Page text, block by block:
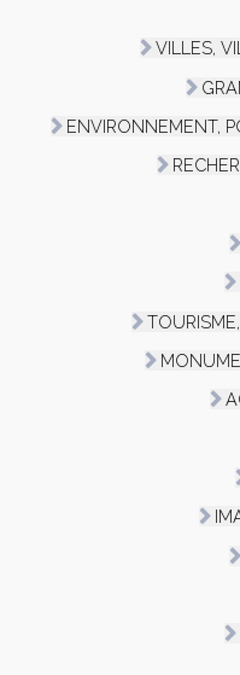
VILLES,
ENVIRONNEMENT,